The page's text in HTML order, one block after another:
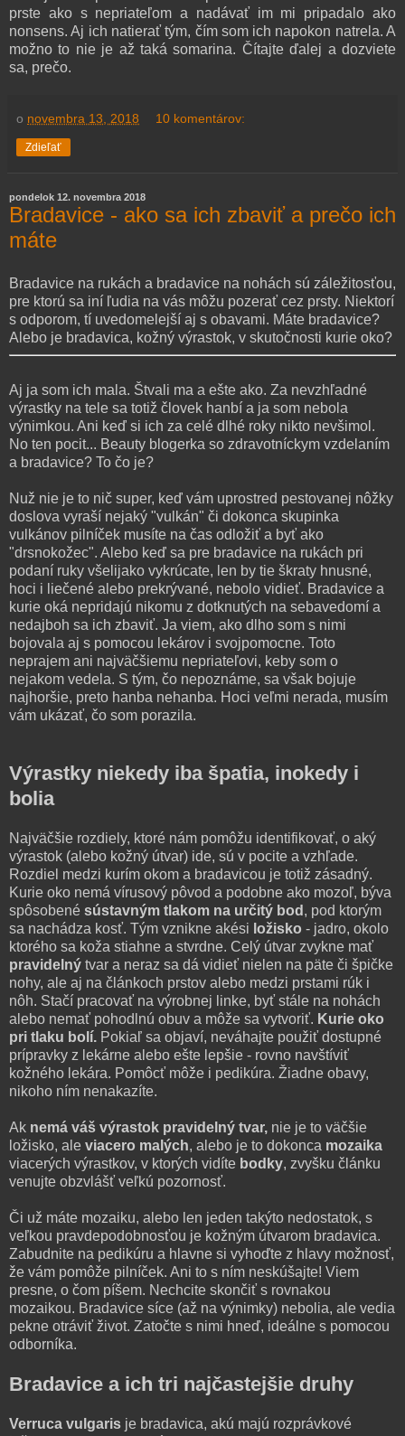
prste ako s nepriateľom a nadávať im mi pripadalo ako
nonsens. Aj ich natierať tým, čím som ich napokon natrela. A
možno to nie je až taká somarina. Čítajte ďalej a dozviete
sa, prečo.
o novembra 13, 2018 10 komentárov:
Zdieľať
pondelok 12. novembra 2018
Bradavice - ako sa ich zbaviť a prečo ich
máte
Bradavice na rukách a bradavice na nohách sú záležitosťou,
pre ktorú sa iní ľudia na vás môžu pozerať cez prsty. Niektorí
s odporom, tí uvedomelejší aj s obavami. Máte bradavice?
Alebo je bradavica, kožný výrastok, v skutočnosti kurie oko?
Aj ja som ich mala. Štvali ma a ešte ako. Za nevzhľadné
výrastky na tele sa totiž človek hanbí a ja som nebola
výnimkou. Ani keď si ich za celé dlhé roky nikto nevšimol.
No ten pocit... Beauty blogerka so zdravotníckym vzdelaním
a bradavice? To čo je?
Nuž nie je to nič super, keď vám uprostred pestovanej nôžky
doslova vyraší nejaký "vulkán" či dokonca skupinka
vulkánov pilníček musíte na čas odložiť a byť ako
"drsnokožec". Alebo keď sa pre bradavice na rukách pri
podaní ruky všelijako vykrúcate, len by tie škraty hnusné,
hoci i liečené alebo prekrývané, nebolo vidieť. Bradavice a
kurie oká nepridajú nikomu z dotknutých na sebavedomí a
nedajboh sa ich zbaviť. Ja viem, ako dlho som s nimi
bojovala aj s pomocou lekárov i svojpomocne. Toto
neprajem ani najväčšiemu nepriateľovi, keby som o
nejakom vedela. S tým, čo nepoznáme, sa však bojuje
najhoršie, preto hanba nehanba. Hoci veľmi nerada, musím
vám ukázať, čo som porazila.
Výrastky niekedy iba špatia, inokedy i
bolia
Najväčšie rozdiely, ktoré nám pomôžu identifikovať, o aký
výrastok (alebo kožný útvar) ide, sú v pocite a vzhľade.
Rozdiel medzi kurím okom a bradavicou je totiž zásadný.
Kurie oko nemá vírusový pôvod a podobne ako mozoľ, býva
spôsobené sústavným tlakom na určitý bod , pod ktorým
sa nachádza kosť. Tým vznikne akési ložisko - jadro, okolo
ktorého sa koža stiahne a stvrdne. Celý útvar zvykne mať
pravidelný tvar a neraz sa dá vidieť nielen na päte či špičke
nohy, ale aj na článkoch prstov alebo medzi prstami rúk i
nôh. Stačí pracovať na výrobnej linke, byť stále na nohách
alebo nemať pohodlnú obuv a môže sa vytvoriť. Kurie oko
pri tlaku bolí. Pokiaľ sa objaví, neváhajte použiť dostupné
prípravky z lekárne alebo ešte lepšie - rovno navštíviť
kožného lekára. Pomôcť môže i pedikúra. Žiadne obavy,
nikoho ním nenakazíte.
Ak nemá váš výrastok pravidelný tvar, nie je to väčšie
ložisko, ale viacero malých, alebo je to dokonca mozaika
viacerých výrastkov, v ktorých vidíte bodky, zvyšku článku
venujte obzvlášť veľkú pozornosť.
Či už máte mozaiku, alebo len jeden takýto nedostatok, s
veľkou pravdepodobnosťou je kožným útvarom bradavica.
Zabudnite na pedikúru a hlavne si vyhoďte z hlavy možnosť,
že vám pomôže pilníček. Ani to s ním neskúšajte! Viem
presne, o čom píšem. Nechcite skončiť s rovnakou
mozaikou. Bradavice síce (až na výnimky) nebolia, ale vedia
pekne otráviť život. Zatočte s nimi hneď, ideálne s pomocou
odborníka.
Bradavice a ich tri najčastejšie druhy
Verruca vulgaris je bradavica, akú majú rozprávkové